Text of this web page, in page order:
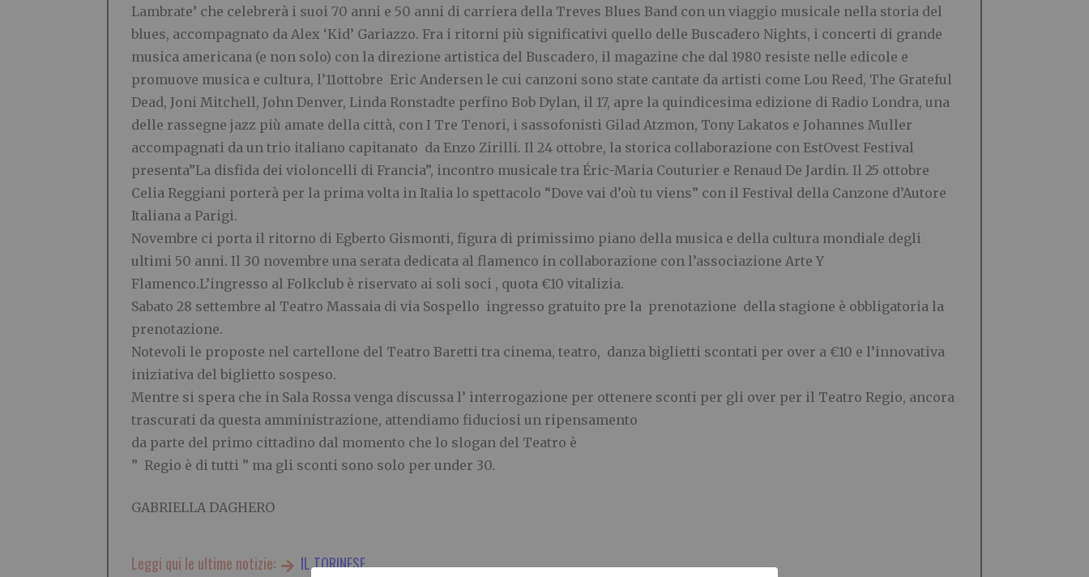
Lambrate’ che celebrerà i suoi 70 anni e 50 anni di carriera della Treves Blues Band con un viaggio musicale nella storia del
blues, accompagnato da Alex ‘Kid’ Gariazzo. Fra i ritorni più significativi quello delle Buscadero Nights, i concerti di grande
musica americana (e non solo) con la direzione artistica del Buscadero, il magazine che dal 1980 resiste nelle edicole e
promuove musica e cultura, l’11ottobre Eric Andersen le cui canzoni sono state cantate da artisti come Lou Reed, The Grateful
Dead, Joni Mitchell, John Denver, Linda Ronstadte perfino Bob Dylan, il 17, apre la quindicesima edizione di Radio Londra, una
delle rassegne jazz più amate della città, con I Tre Tenori, i sassofonisti Gilad Atzmon, Tony Lakatos e Johannes Muller
accompagnati da un trio italiano capitanato da Enzo Zirilli. Il 24 ottobre, la storica collaborazione con EstOvest Festival
presenta”La disfida dei violoncelli di Francia”, incontro musicale tra Éric-Maria Couturier e Renaud De Jardin. Il 25 ottobre
Celia Reggiani porterà per la prima volta in Italia lo spettacolo “Dove vai d’où tu viens” con il Festival della Canzone d’Autore
Italiana a Parigi.
Novembre ci porta il ritorno di Egberto Gismonti, figura di primissimo piano della musica e della cultura mondiale degli
ultimi 50 anni. Il 30 novembre una serata dedicata al flamenco in collaborazione con l’associazione Arte Y
Flamenco.L’ingresso al Folkclub è riservato ai soli soci , quota €10 vitalizia.
Sabato 28 settembre al Teatro Massaia di via Sospello ingresso gratuito pre la prenotazione della stagione è obbligatoria la
prenotazione.
Notevoli le proposte nel cartellone del Teatro Baretti tra cinema, teatro, danza biglietti scontati per over a €10 e l’innovativa
iniziativa del biglietto sospeso.
Mentre si spera che in Sala Rossa venga discussa l’ interrogazione per ottenere sconti per gli over per il Teatro Regio, ancora
trascurati da questa amministrazione, attendiamo fiduciosi un ripensamento
da parte del primo cittadino dal momento che lo slogan del Teatro è
” Regio è di tutti ” ma gli sconti sono solo per under 30.
GABRIELLA DAGHERO
Leggi qui le ultime notizie: IL TORINESE